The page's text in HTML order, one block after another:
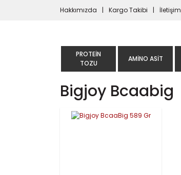
Hakkımızda Kargo Takibi İletişim
PROTEIN
TOZU
AMINO ASIT
Bigjoy Bcaabig